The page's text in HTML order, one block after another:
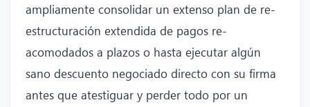
ampliamente consolidar un extenso plan de re-
estructuración extendida de pagos re-
acomodados a plazos o hasta ejecutar algún
sano descuento negociado directo con su firma
antes que atestiguar y perder todo por un